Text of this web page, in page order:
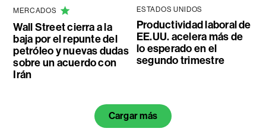
MERCADOS
Wall Street cierra a la
baja por el repunte del
petróleo y nuevas dudas
sobre un acuerdo con
Irán
ESTADOS UNIDOS
Productividad laboral de
EE.UU. acelera más de
lo esperado en el
segundo trimestre
Cargar más